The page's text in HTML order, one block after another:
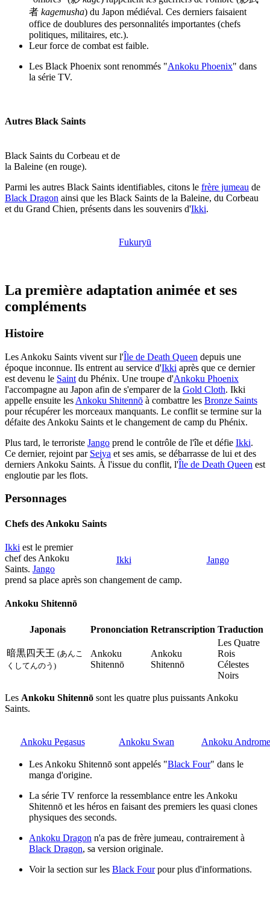
者 kagemusha) du Japon médiéval. Ces derniers faisaient
office de doublures des personnalités importantes (chefs
politiques, militaires, etc.).
Leur force de combat est faible.
Les Black Phoenix sont renommés "Ankoku Phoenix" dans
la série TV.
Autres Black Saints
Black Saints du Corbeau et de
la Baleine (en rouge).
Parmi les autres Black Saints identifiables, citons le frère jumeau de
Black Dragon ainsi que les Black Saints de la Baleine, du Corbeau
et du Grand Chien, présents dans les souvenirs d'Ikki.
Fukuryū
La première adaptation animée et ses
compléments
Histoire
Les Ankoku Saints vivent sur l'Île de Death Queen depuis une
époque inconnue. Ils entrent au service d'Ikki après que ce dernier
est devenu le Saint du Phénix. Une troupe d'Ankoku Phoenix
l'accompagne au Japon afin de s'emparer de la Gold Cloth. Ikki
appelle ensuite les Ankoku Shitennō à combattre les Bronze Saints
pour récupérer les morceaux manquants. Le conflit se termine sur la
défaite des Ankoku Saints et le changement de camp du Phénix.
Plus tard, le terroriste Jango prend le contrôle de l'île et défie Ikki.
Ce dernier, rejoint par Seiya et ses amis, se débarrasse de lui et des
derniers Ankoku Saints. À l'issue du conflit, l'Île de Death Queen est
engloutie par les flots.
Personnages
Chefs des Ankoku Saints
Ikki Jango
Ikki est le premier
chef des Ankoku
Saints. Jango
prend sa place après son changement de camp.
Ankoku Shitennō
Japonais Prononciation Retranscription Traduction
暗黒四天王 (あんこ
くしてんのう)
Ankoku
Shitennō
Ankoku
Shitennō
Les Quatre
Rois
Célestes
Noirs
Les Ankoku Shitennō sont les quatre plus puissants Ankoku
Saints.
Ankoku Pegasus Ankoku Swan Ankoku
Les Ankoku Shitennō sont appelés "Black Four" dans le
manga d'origine.
La série TV renforce la ressemblance entre les Ankoku
Shitennō et les héros en faisant des premiers les quasi clones
physiques des seconds.
Ankoku Dragon n'a pas de frère jumeau, contrairement à
Black Dragon, sa version originale.
Voir la section sur les Black Fourpour plus d'informations.